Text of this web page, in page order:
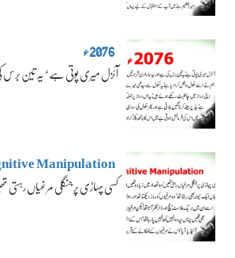
2076ء
آئزل میری پوتی ہے‘ یہ تین
Manipulation
کسی پہاڑی پر جنگلی مرغیاں رہتی